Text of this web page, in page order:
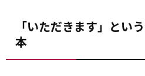
「いただきます」とい
本